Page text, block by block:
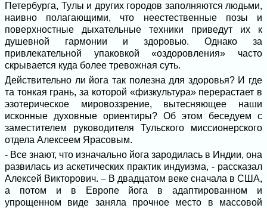
Петербурга, Тулы и других городов заполняются людьми,
наивно полагающими, что неестественные позы и
поверхностные дыхательные техники приведут их к
душевной гармонии и здоровью. Однако за
привлекательной упаковкой «оздоровления» часто
скрывается куда более тревожная суть.
Действительно ли йога так полезна для здоровья? И где
та тонкая грань, за которой «физкультура» перерастает в
эзотерическое мировоззрение, вытесняющее наши
исконные духовные ориентиры? Об этом беседуем с
заместителем руководителя Тульского миссионерского
отдела Алексеем Ярасовым.
- Все знают, что изначально йога зародилась в Индии, она
развилась из аскетических практик индуизма, - рассказал
Алексей Викторович. – В двадцатом веке сначала в США,
а потом и в Европе йога в адаптированном и
упрощенном виде заняла прочное место в массовой